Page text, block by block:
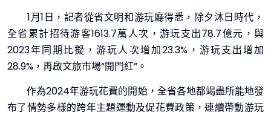
1月1日，記者從省文明和游玩廳得悉，除夕沐日時代，
全省累計招待游客1613.7萬人次，游玩支出78.7億元，與
2023年同期比擬，游玩人次增加23.3%，游玩支出增加
28.9%，再啟文旅市場“開門紅”。
作為2024年游玩花費的開始，全省各地都竭盡所能地發
布了情勢多樣的跨年主題運動及促花費政策，連續帶動游玩